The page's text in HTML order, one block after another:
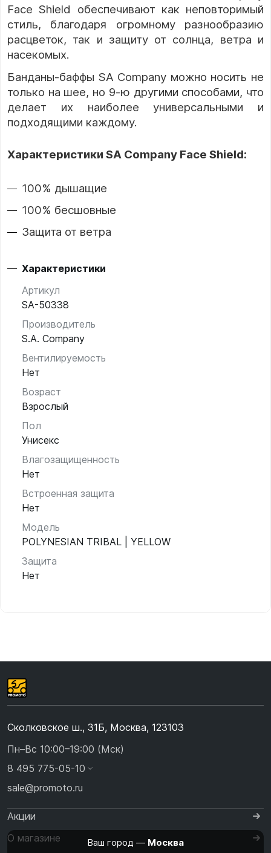
Face Shield обеспечивают как неповторимый
стиль, благодаря огромному разнообразию
расцветок, так и защиту от солнца, ветра и
насекомых.
Банданы-баффы SA Company можно носить не
только на шее, но 9-ю другими способами, что
делает их наиболее универсальными и
подходящими каждому.
Характеристики SA Company Face Shield:
100% дышащие
100% бесшовные
Защита от ветра
Характеристики
Артикул
SA-50338
Производитель
S.A. Company
Вентилируемость
Нет
Возраст
Взрослый
Пол
Унисекс
Влагозащищенность
Нет
Встроенная защита
Нет
Модель
POLYNESIAN TRIBAL | YELLOW
Защита
Нет
Сколковское ш., 31Б, Москва, 123103
Пн–Вс 10:00–19:00 (Мск)
8 495 775-05-10
sale@promoto.ru
Акции
О магазине
Ваш город — Москва